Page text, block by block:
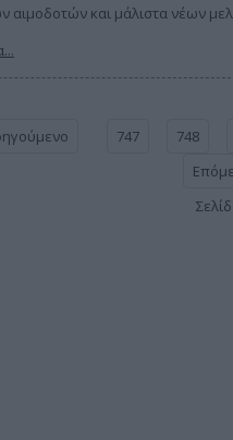
αιμοδοτών και μάλιστα νέων
747 748